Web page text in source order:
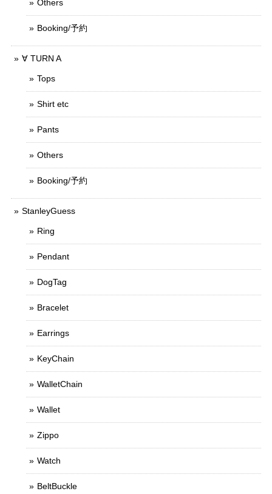
Others
Booking/予約
∀ TURN A
Tops
Shirt etc
Pants
Others
Booking/予約
StanleyGuess
Ring
Pendant
DogTag
Bracelet
Earrings
KeyChain
WalletChain
Wallet
Zippo
Watch
BeltBuckle